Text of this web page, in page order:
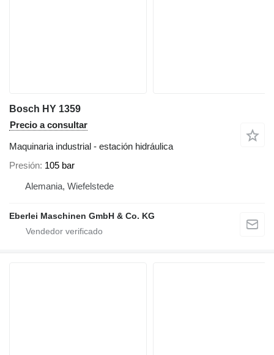
Bosch HY 1359
Precio a consultar
Maquinaria industrial - estación hidráulica
Presión 105 bar
Alemania, Wiefelstede
Eberlei Maschinen GmbH & Co. KG